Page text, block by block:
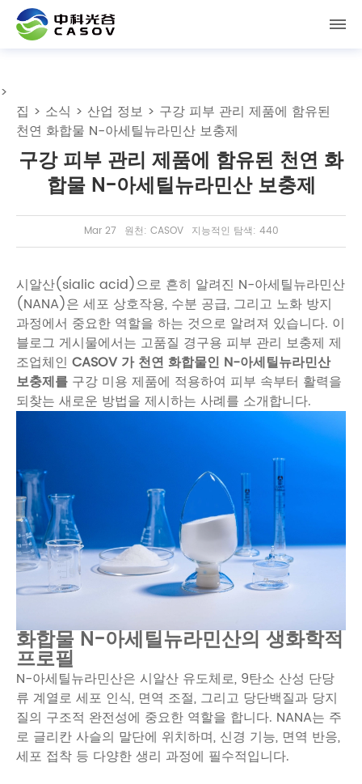
>
집 > 소식 > 산업 정보 > 구강 피부 관리 제품에 함유된
천연 화합물 N-아세틸뉴라민산 보충제
구강 피부 관리 제품에 함유된 천연 화
합물 N-아세틸뉴라민산 보충제
Mar 27 원천: CASOV 지능적인 탐색: 440
시알산(sialic acid)으로 흔히 알려진 N-아세틸뉴라민산
(NANA)은 세포 상호작용, 수분 공급, 그리고 노화 방지
과정에서 중요한 역할을 하는 것으로 알려져 있습니다. 이
블로그 게시물에서는 고품질 경구용 피부 관리 보충제 제
조업체인 CASOV 가 천연 화합물인 N-아세틸뉴라민산
보충제를 구강 미용 제품에 적용하여 피부 속부터 활력을
되찾는 새로운 방법을 제시하는 사례를 소개합니다.
화합물 N-아세틸뉴라민산의 생화학적
프로필
N-아세틸뉴라민산은 시알산 유도체로, 9탄소 산성 단당
류 계열로 세포 인식, 면역 조절, 그리고 당단백질과 당지
질의 구조적 완전성에 중요한 역할을 합니다. NANA는 주
로 글리칸 사슬의 말단에 위치하며, 신경 기능, 면역 반응,
세포 접착 등 다양한 생리 과정에 필수적입니다.